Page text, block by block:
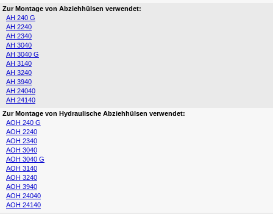
Zur Montage von Abziehhülsen verwendet:
AH 240 G
AH 2240
AH 2340
AH 3040
AH 3040 G
AH 3140
AH 3240
AH 3940
AH 24040
AH 24140
Zur Montage von Hydraulische Abziehhülsen verwendet:
AOH 240 G
AOH 2240
AOH 2340
AOH 3040
AOH 3040 G
AOH 3140
AOH 3240
AOH 3940
AOH 24040
AOH 24140